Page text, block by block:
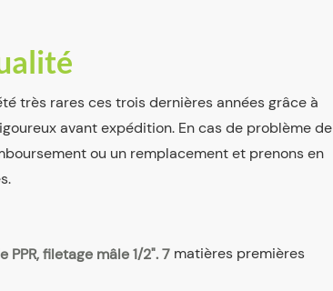
très rares ces trois dernières années grâce à
avant expédition. En cas de problème de
ou un remplacement et prenons en
matières premières